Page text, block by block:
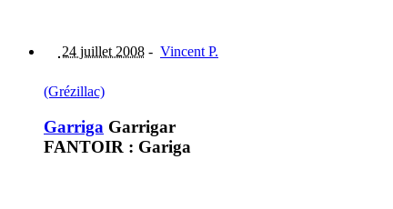
24 juillet 2008 - Vincent P.
(Grézillac)
Garriga Garrigar
FANTOIR : Gariga